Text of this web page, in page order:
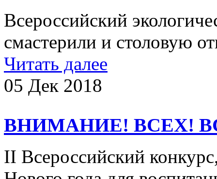
Всероссийский
смастерили и столовую
Читать далее
05 Дек 2018
ВНИМАНИЕ! ВСЕХ!
II Всероссийский